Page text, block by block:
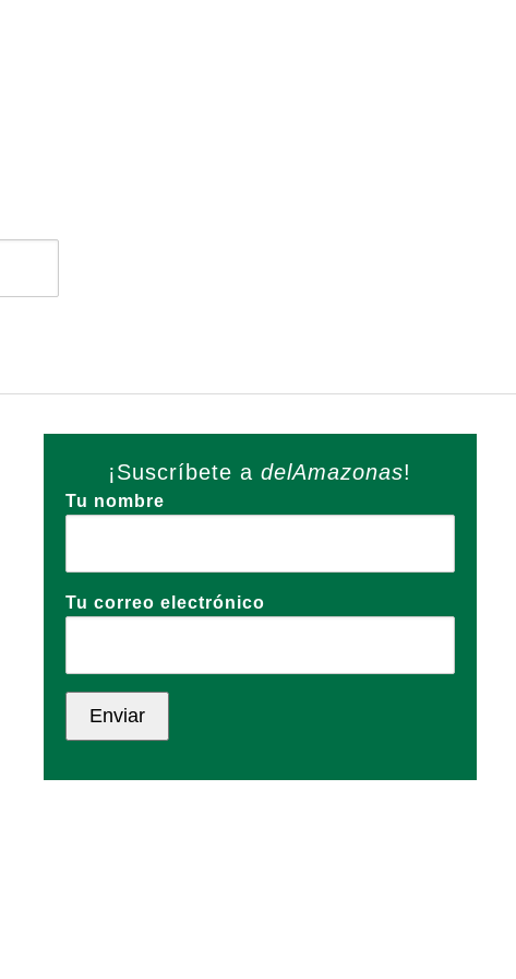
¡Suscríbete adelAmazonas!
Tu nombre
Tu correo electrónico